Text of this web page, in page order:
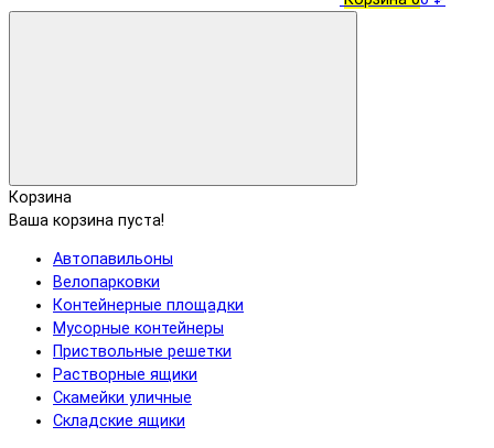
Корзина
Ваша корзина пуста!
Автопавильоны
Велопарковки
Контейнерные площадки
Мусорные контейнеры
Приствольные решетки
Растворные ящики
Скамейки уличные
Складские ящики